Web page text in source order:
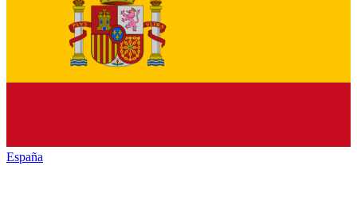
España